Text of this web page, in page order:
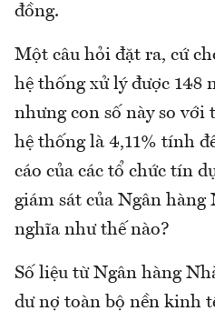
đồng.
Một câu hỏi đặt ra, cứ
hệ thống xử lý được 148
nhưng con số này so với
hệ thống là 4,11% tính
cáo của các tổ chức tín
giám sát của Ngân
nghĩa như thế nào?
Số liệu từ Ngân hàng
dư nợ toàn bộ nền kinh